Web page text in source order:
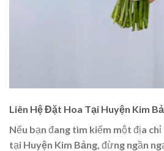
Liên Hệ Đặt Hoa Tại Huyện Kim
Nếu bạn đang tìm kiếm một địa
tại Huyện Kim Bảng, đừng ngần